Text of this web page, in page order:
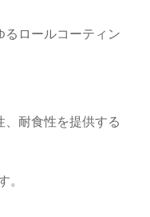
ロールコーティン
耐食性を提供する
。